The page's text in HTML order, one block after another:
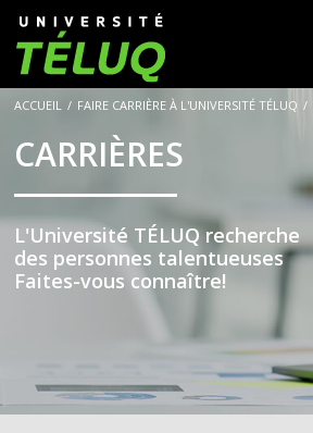
ACCUEIL / FAIRE CARRIÈRE À L'UNIVERSITÉ TÉLUQ /
CARRIÈRES
L'Université TÉLUQ recherche
des personnes talentueuses
Faites-vous connaître!